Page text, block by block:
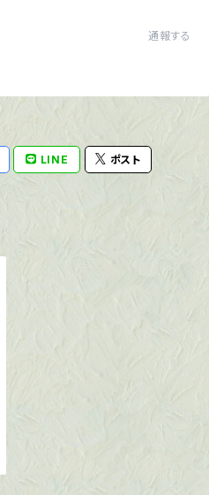
通報する
LINE ポスト